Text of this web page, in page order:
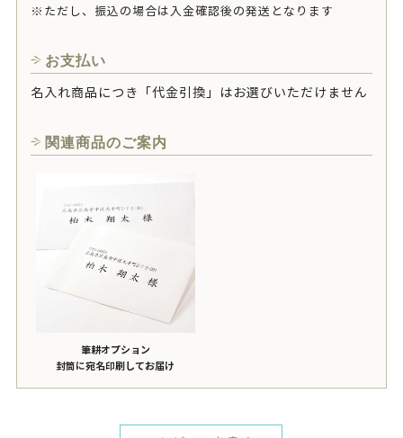
※ただし、振込の場合は入金確認後の発送となります
お支払い
名入れ商品につき「代金引換」はお選びいただけません
関連商品のご案内
筆耕オプション
封筒に宛名印刷してお届け